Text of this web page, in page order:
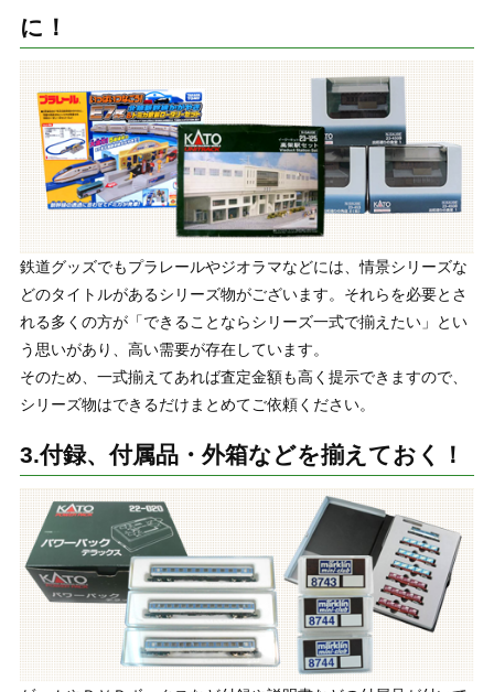
に！
鉄道グッズでもプラレールやジオラマなどには、情景シリーズな
どのタイトルがあるシリーズ物がございます。それらを必要とさ
れる多くの方が「できることならシリーズ一式で揃えたい」とい
う思いがあり、高い需要が存在しています。
そのため、一式揃えてあれば査定金額も高く提示できますので、
シリーズ物はできるだけまとめてご依頼ください。
3.付録、付属品・外箱などを揃えておく！